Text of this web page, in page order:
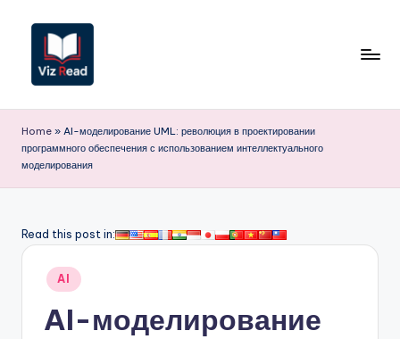
Перейти
содержимому
iz
R
e
d
Home » AI-моделирование UML: революция в проектировании
программного обеспечения с использованием интеллектуального
моделирования
Read this post in:
Опубликовано
AI
AI-моделирование